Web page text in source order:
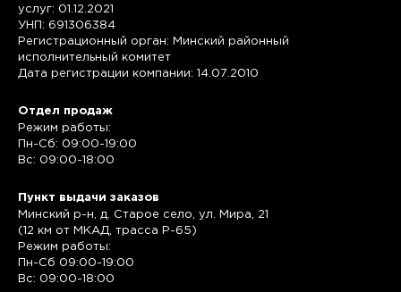
услуг: 01.12.2021
УНП: 691306384
Регистрационный орган: Минский районный
исполнительный комитет
Дата регистрации компании: 14.07.2010
Отдел продаж
Режим работы:
Пн-Сб: 09:00-19:00
Вс: 09:00-18:00
Пункт выдачи заказов
Минский р-н, д. Старое село, ул. Мира, 21
(12 км от МКАД, трасса P-65)
Режим работы:
Пн-Сб 09:00-19:00
Вс: 09:00-18:00